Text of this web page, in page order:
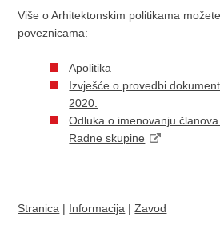
Više o Arhitektonskim politikama
poveznicama:
Apolitika
Izvješće o provedbi
2020.
Odluka o imenovanju
Radne skupine
Stranica | Informacija |Zavod